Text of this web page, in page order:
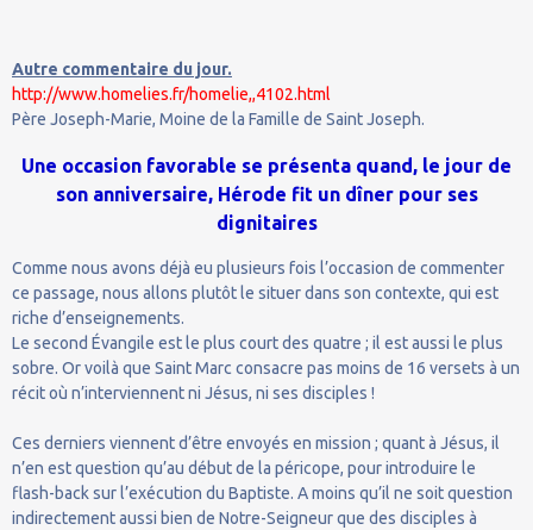
Autre commentaire du jour.
http://www.homelies.fr/homelie,,4102.html
Père Joseph-Marie, Moine de la Famille de Saint Joseph.
Une occasion favorable se présenta quand, le jour de
son anniversaire, Hérode fit un dîner pour ses
dignitaires
Comme nous avons déjà eu plusieurs fois l’occasion de commenter
ce passage, nous allons plutôt le situer dans son contexte, qui est
riche d’enseignements.
Le second Évangile est le plus court des quatre ; il est aussi le plus
sobre. Or voilà que Saint Marc consacre pas moins de 16 versets à un
récit où n’interviennent ni Jésus, ni ses disciples !
Ces derniers viennent d’être envoyés en mission ; quant à Jésus, il
n’en est question qu’au début de la péricope, pour introduire le
flash-back sur l’exécution du Baptiste. A moins qu’il ne soit question
indirectement aussi bien de Notre-Seigneur que des disciples à